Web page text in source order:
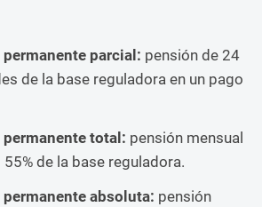
parcial: pensión de 24
de la base reguladora en un pago
total: pensión mensual
de la base reguladora.
absoluta: pensión